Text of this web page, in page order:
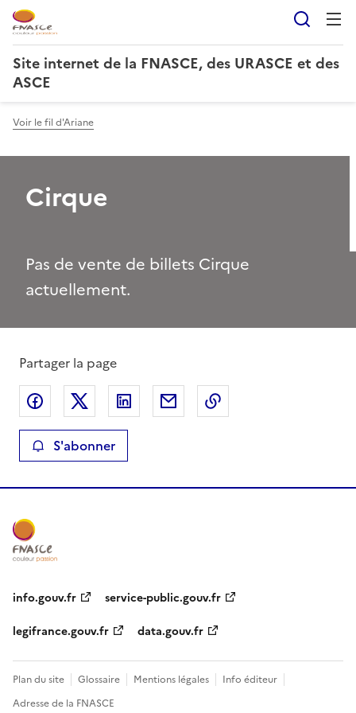
Site internet de la FNASCE, des URASCE et des
ASCE
Voir le fil d'Ariane
Cirque
Pas de vente de billets Cirque
actuellement.
Partager la page
Partager sur Facebook
Partager sur XPartager sur LinkedIn
Partager par email
S'abonner
info.gouv.fr
service-public.gouv.fr
legifrance.gouv.fr
data.gouv.fr
Plan du site Glossaire Mentions légales
Info éditeur
Adresse de la FNASCE